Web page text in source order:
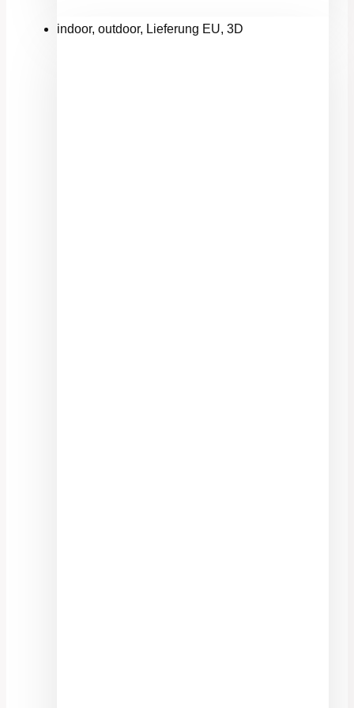
indoor, outdoor, Lieferung EU, 3D